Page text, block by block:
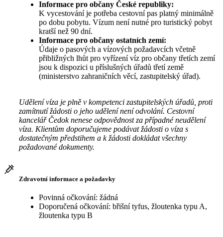
Informace pro občany České republiky:
K vycestování je potřeba cestovní pas platný minimálně
po dobu pobytu. Vízum není nutné pro turistický pobyt
kratší než 90 dní.
Informace pro občany ostatních zemí:
Údaje o pasových a vízových požadavcích včetně
přibližných lhůt pro vyřízení víz pro občany třetích zemí
jsou k dispozici u příslušných úřadů třetí země
(ministerstvo zahraničních věcí, zastupitelský úřad).
Udělení víza je plně v kompetenci zastupitelských úřadů, proti
zamítnutí žádosti o jeho udělení není odvolání. Cestovní
kancelář Čedok nenese odpovědnost za případné neudělení
víza. Klientům doporučujeme podávat žádosti o víza s
dostatečným předstihem a k žádosti dokládat všechny
požadované dokumenty.
Zdravotní informace a požadavky
Povinná očkování: žádná
Doporučená očkování: břišní tyfus, žloutenka typu A,
žloutenka typu B